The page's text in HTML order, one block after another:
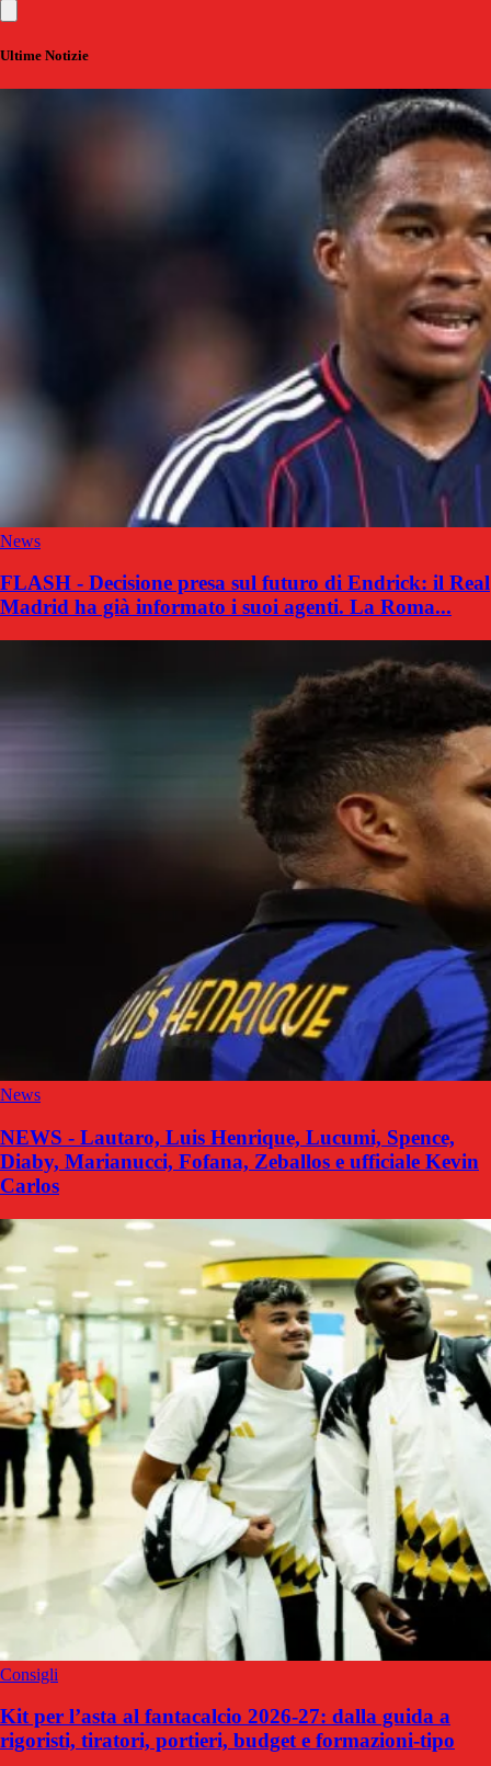
Ultime Notizie
News
FLASH - Decisione presa sul futuro di Endrick: il Real
Madrid ha già informato i suoi agenti. La Roma...
News
NEWS - Lautaro, Luis Henrique, Lucumi, Spence,
Diaby, Marianucci, Fofana, Zeballos e ufficiale Kevin
Carlos
Consigli
Kit per l’asta al fantacalcio 2026-27: dalla guida a
rigoristi, tiratori, portieri, budget e formazioni-tipo